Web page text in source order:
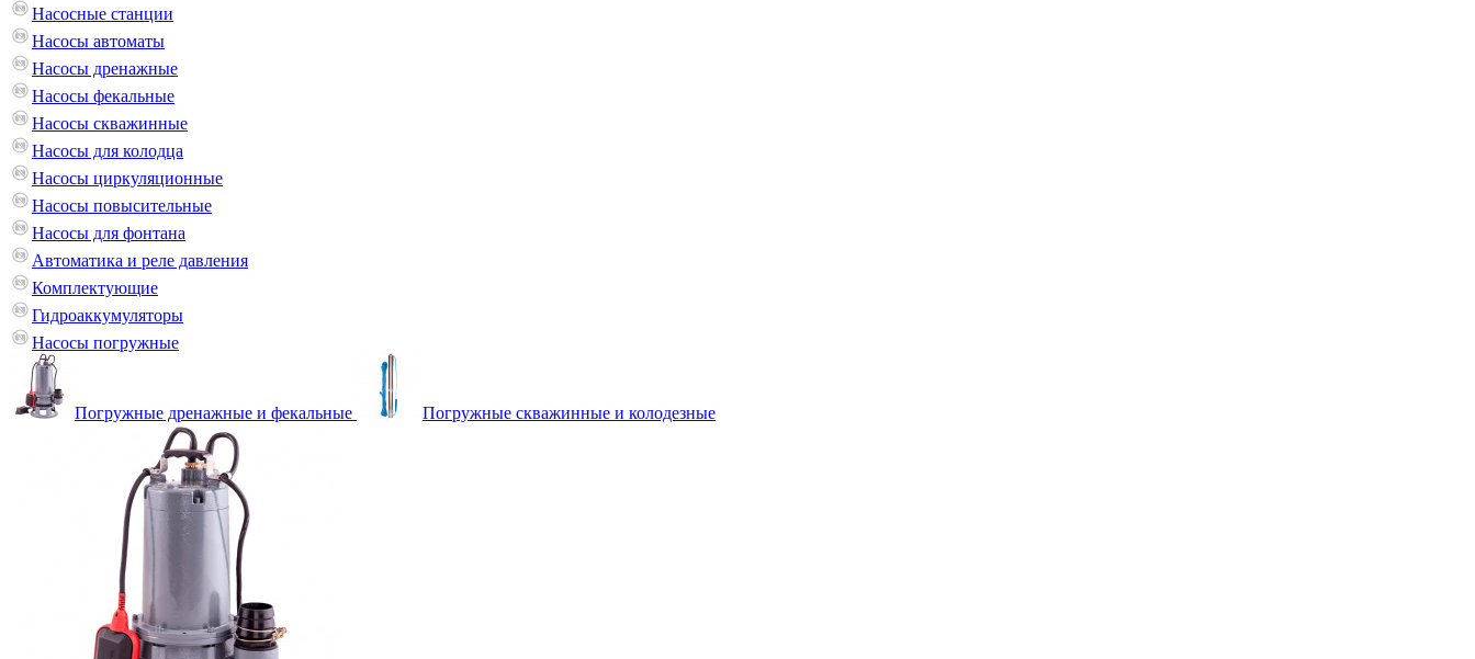
Насосные станции
Насосы автоматы
Насосы дренажные
Насосы фекальные
Насосы скважинные
Насосы для колодца
Насосы циркуляционные
Насосы повысительные
Насосы для фонтана
Автоматика и реле давления
Комплектующие
Гидроаккумуляторы
Насосы погружные
Погружные дренажные и фекальные Погружные скважинные и колодезные